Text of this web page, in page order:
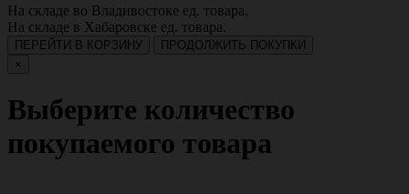
На складе во Владивостоке ед. товара.
На складе в Хабаровске ед. товара.
ПЕРЕЙТИ В КОРЗИНУ
ПРОДОЛЖИТЬ ПОКУПКИ
×
Выберите количество
покупаемого товара